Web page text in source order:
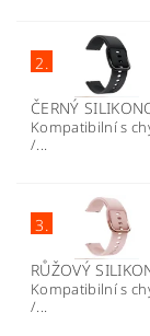
2.
ČERNÝ
Kompatibilní s
/...
3.
RŮŽOVÝ
Kompatibilní s
/...